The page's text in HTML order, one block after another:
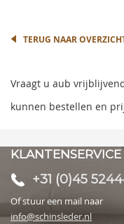
TERUG NAAR
Vraagt u aub
kunnen bestellen en
KLANTENSERVICE
+31 (0)45
Of stuur een mail naar
info@schinsleder.nl